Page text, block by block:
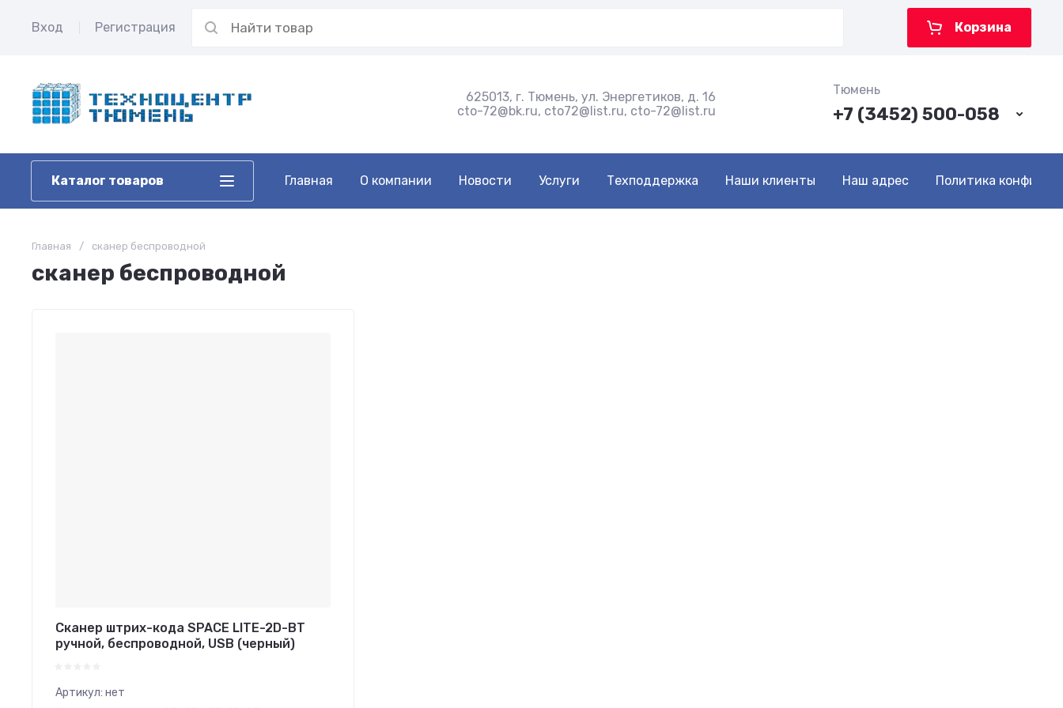
Вход Регистрация Корзина
625013, г. Тюмень, ул. Энергетиков, д. 16
cto-72@bk.ru, cto72@list.ru, cto-72@list.ru
Тюмень
+7 (3452) 500-058
Каталог товаров Главная О компании Новости Услуги Техподдержка Наши клиенты Наш адрес Политика
Главная / сканер беспроводной
сканер беспроводной
Сканер штрих-кода SPACE LITE-2D-BT
ручной, беспроводной, USB (черный)
Артикул: нет